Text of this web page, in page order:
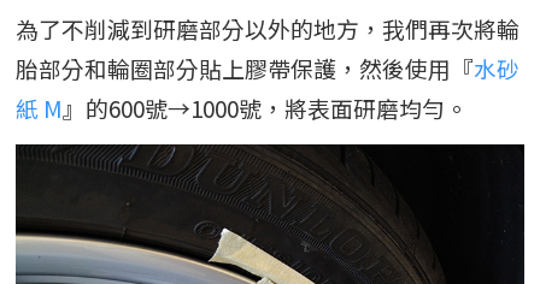
為了不削減到研磨部分以外的地方，我們再次將輪
胎部分和輪圈部分貼上膠帶保護，然後使用『水砂
紙 M』的600號→1000號，將表面研磨均勻。